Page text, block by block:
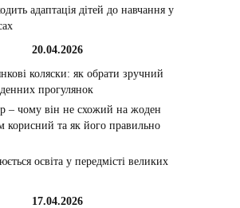
адаптація дітей до навчання у
20.04.2026
коляски: як обрати зручний
прогулянок
– чому він не схожий на жоден
корисний та як його правильно
освіта у передмісті великих
17.04.2026